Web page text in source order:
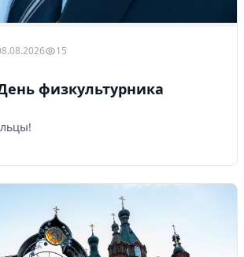
15
физкультурника